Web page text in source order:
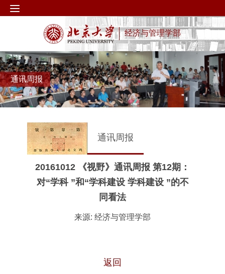
经济与管理学部
通讯周报
通讯周报
20161012 《视野》通讯周报 第12期：
对“学科 ”和“学科建设 学科建设 ”的不
同看法
来源: 经济与管理学部
返回